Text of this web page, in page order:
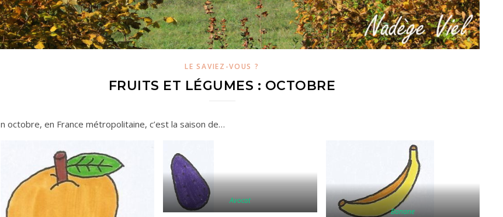
LE SAVIEZ-VOUS ?
FRUITS ET LÉGUMES : OCTOBRE
n octobre, en France métropolitaine, c’est la saison de…
Avocat
Banane